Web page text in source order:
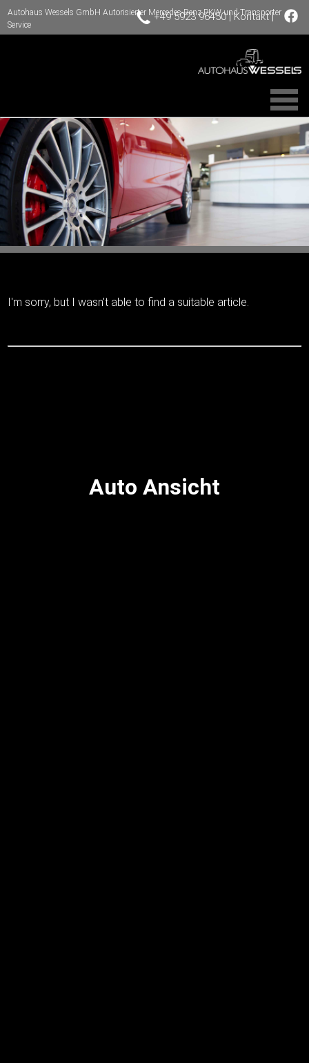
Autohaus Wessels GmbH Autorisierter Mercedes-Benz PKW und Transporter
Service
+49 5923 96450|Kontakt|
I'm sorry, but I wasn't able to find a suitable article.
Auto Ansicht